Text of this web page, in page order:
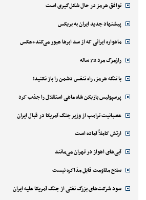
توافق هرمز در حال شکل‌گیری است
پیشنهاد جدید ایران به بریکس
ماهواره ایرانی که از سد ابرها عبور می‌کند+عکس
رازمرگ مرد 72 ساله
با تنگه هرمز، راه تنفس دشمن را باز نکنید!
پرسپولیس بازیکن شاه ماهی استقلال را جذب کرد
عصبانیت ترامپ از وزیر جنگ آمریکا در قبال ایران
ارتش کاملاً آماده است
آبی‌های اهواز در تهران می‌مانند
سلاح مقاومت قابل مذاکره نیست
سود شرکت‌های بزرگ نفتی از جنگ آمریکا علیه ایران